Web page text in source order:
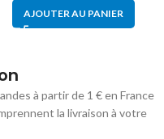
AJOUTER AU PANIER
à partir de 1 € en France
la livraison à votre